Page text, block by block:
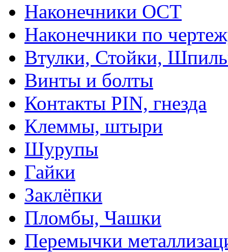
Наконечники ОСТ
Наконечники по
Втулки, Стойки,
Винты и болты
Контакты PIN, гнезда
Клеммы, штыри
Шурупы
Гайки
Заклёпки
Пломбы, Чашки
Перемычки